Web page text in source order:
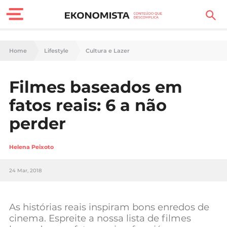
Finanças Pessoais
Carreira
Casa
Lifestyle
Sociedade
Negócios
Home Lifestyle Cultura e Lazer
Filmes baseados em
fatos reais: 6 a não
perder
Helena Peixoto
24 Mar, 2018
As histórias reais inspiram bons enredos de
cinema. Espreite a nossa lista de filmes